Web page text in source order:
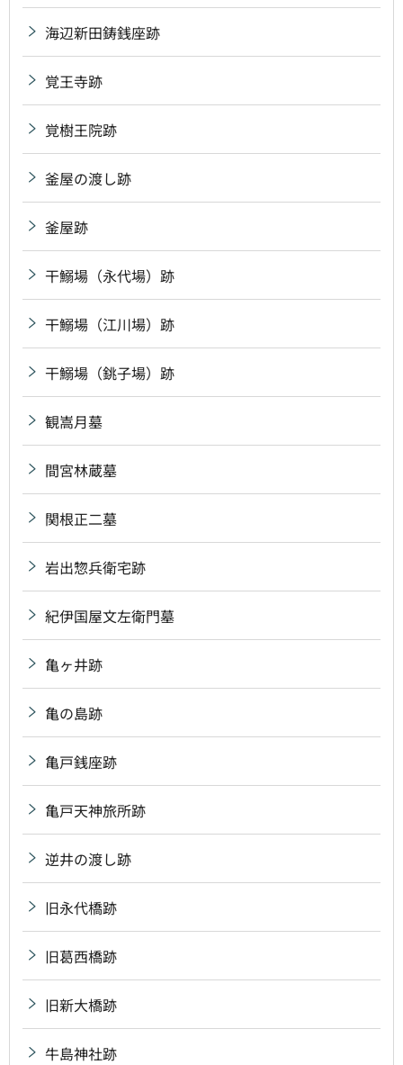
海辺新田鋳銭座跡
覚王寺跡
覚樹王院跡
釜屋の渡し跡
釜屋跡
干鰯場（永代場）跡
干鰯場（江川場）跡
干鰯場（銚子場）跡
観嵩月墓
間宮林蔵墓
関根正二墓
岩出惣兵衛宅跡
紀伊国屋文左衛門墓
亀ヶ井跡
亀の島跡
亀戸銭座跡
亀戸天神旅所跡
逆井の渡し跡
旧永代橋跡
旧葛西橋跡
旧新大橋跡
牛島神社跡